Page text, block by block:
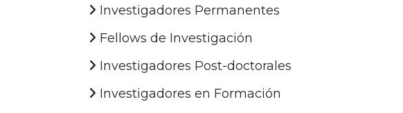
Investigadores Permanentes
Fellows de Investigación
Investigadores Post-doctorales
Investigadores en Formación